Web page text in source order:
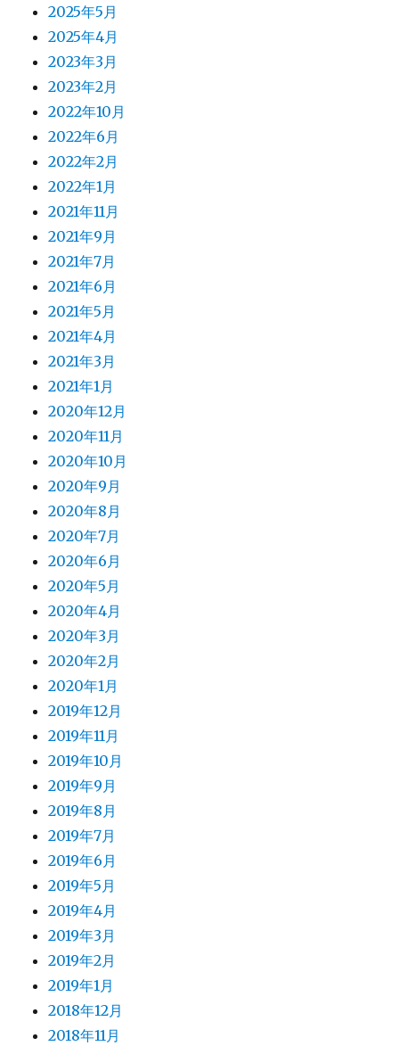
2025年5月
2025年4月
2023年3月
2023年2月
2022年10月
2022年6月
2022年2月
2022年1月
2021年11月
2021年9月
2021年7月
2021年6月
2021年5月
2021年4月
2021年3月
2021年1月
2020年12月
2020年11月
2020年10月
2020年9月
2020年8月
2020年7月
2020年6月
2020年5月
2020年4月
2020年3月
2020年2月
2020年1月
2019年12月
2019年11月
2019年10月
2019年9月
2019年8月
2019年7月
2019年6月
2019年5月
2019年4月
2019年3月
2019年2月
2019年1月
2018年12月
2018年11月